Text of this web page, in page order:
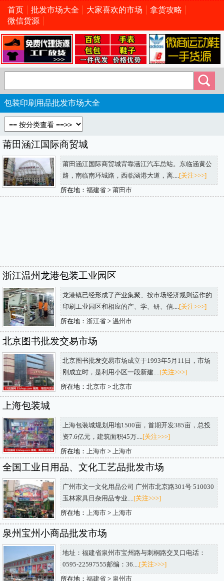
首页 批发市场大全 大家喜欢的市场
拿货攻略
微信货源
包装印刷用品批发市场大全
莆田涵江国际商贸城
莆田涵江国际商贸城背靠涵江汽车总站。东临涵黄公
路，南临南环城路，西临涵港大道，离.... [关注>>>]
所在地： 福建省> 莆田市
浙江温州龙港包装工业园区
龙港镇已经形成了产业集聚、按市场经济规则运作的
印刷工业园区和相应的产、学、研、信.... [关注>>>]
所在地： 浙江省> 温州市
北京图书批发交易市场
北京图书批发交易市场成立于1993年5月11日，市场
刚成立时，是利用小区一段新建....[关注>>>]
所在地： 北京市> 北京市
上海包装城
上海包装城规划用地1500亩，首期开发385亩，总投
资7.6亿元，建筑面积45万.... [关注>>>]
所在地： 上海市> 上海市
全国工业日用品、文化工艺品批发市场
广州市文一文化用品公司 广州市北京路301号 510030
玉林家具日杂用品专业....[关注>>>]
所在地： 上海市> 上海市
泉州宝州小商品批发市场
地址：福建省泉州市宝州路与刺桐路交叉口电话：
0595-22597555邮编：36....[关注>>>]
所在地： 福建省> 泉州市